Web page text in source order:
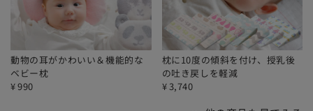
動物の耳がかわいい＆機能的な
ベビー枕
¥990
枕に10度の傾斜を付け、授乳後
の吐き戻しを軽減
¥3,740